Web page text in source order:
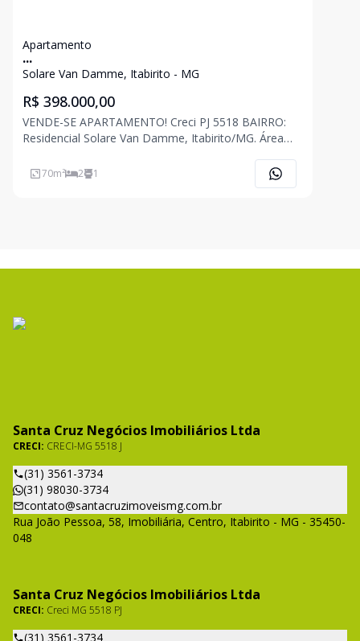
Apartamento
...
Solare Van Damme, Itabirito - MG
R$ 398.000,00
VENDE-SE APARTAMENTO! Creci PJ 5518 BAIRRO:
Residencial Solare Van Damme, Itabirito/MG. Área
encantador apartamento, situado em um bairro de
altíssimo potencial de crescimento e valorização,
70m² 2 1
Santa Cruz Negócios Imobiliários Ltda
CRECI: CRECI-MG 5518 J
(31) 3561-3734
(31) 98030-3734
contato@santacruzimoveismg.com.br
Rua João Pessoa, 58, Imobiliária, Centro, Itabirito - MG - 35450-
048
Santa Cruz Negócios Imobiliários Ltda
CRECI: Creci MG 5518 PJ
(31) 3561-3734